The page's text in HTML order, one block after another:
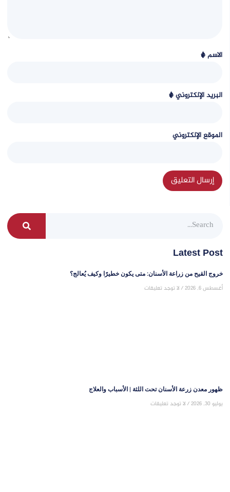
الاسم*
البريد الإلكتروني*
الموقع الإلكتروني
Latest Post
خروج القيح من زراعة الأسنان: متى يكون خطيرًا وكيف يُعالج؟
أغسطس 6, 2026 لا توجد تعليقات
ظهور معدن زرعة الأسنان تحت اللثة | الأسباب والعلاج
يوليو 30, 2026 لا توجد تعليقات